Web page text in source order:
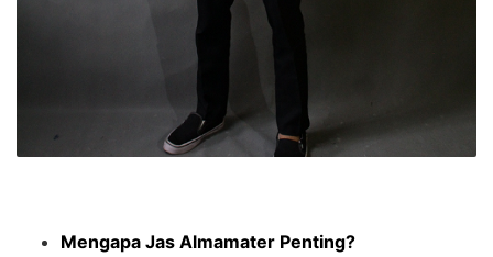
Mengapa Jas Almamater Penting?